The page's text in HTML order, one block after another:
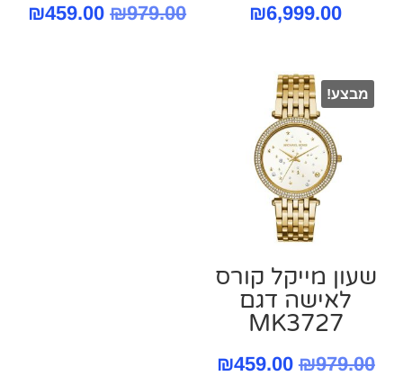
₪6,999.00
₪979.00
המחיר₪459.00
מבצע!
שעון מייקל קורס
‏לאישה דגם
MK3727
₪979.00
המחיר₪459.00